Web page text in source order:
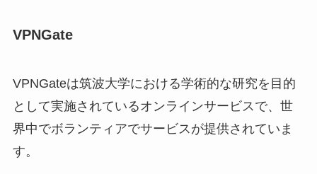
VPNGate
VPNGateは筑波大学における学術的な研究を目的
として実施されているオンラインサービスで、世
界中でボランティアでサービスが提供されていま
す。